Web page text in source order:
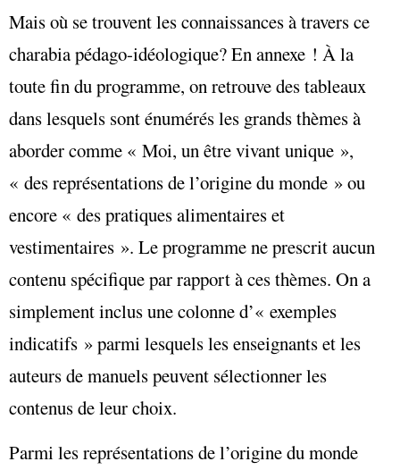
Mais où se trouvent les connaissances à travers ce
charabia pédago-idéologique? En annexe ! À la
toute fin du programme, on retrouve des tableaux
dans lesquels sont énumérés les grands thèmes à
aborder comme « Moi, un être vivant unique »,
« des représentations de l’origine du monde » ou
encore « des pratiques alimentaires et
vestimentaires ». Le programme ne prescrit aucun
contenu spécifique par rapport à ces thèmes. On a
simplement inclus une colonne d’« exemples
indicatifs » parmi lesquels les enseignants et les
auteurs de manuels peuvent sélectionner les
contenus de leur choix.
Parmi les représentations de l’origine du monde